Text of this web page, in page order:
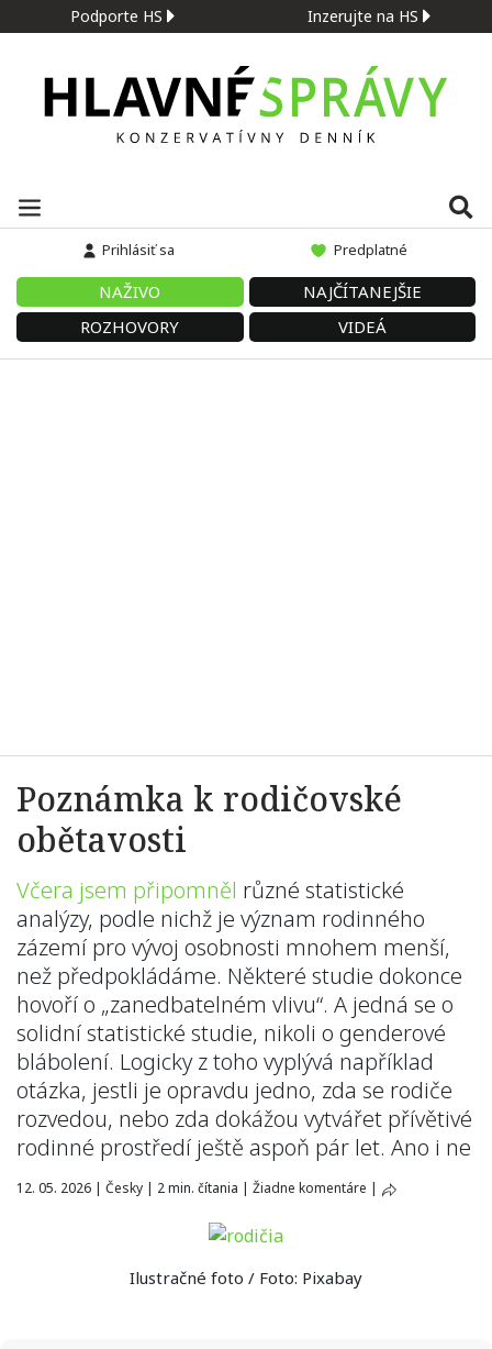
Podporte HS Inzerujte na HS
Prihlásiť sa Predplatné
NAŽIVO
NAJČÍTANEJŠIE
ROZHOVORY
VIDEÁ
Poznámka k rodičovské
obětavosti
Včera jsem připomněl různé statistické
analýzy, podle nichž je význam rodinného
zázemí pro vývoj osobnosti mnohem menší,
než předpokládáme. Některé studie dokonce
hovoří o „zanedbatelném vlivu“. A jedná se o
solidní statistické studie, nikoli o genderové
blábolení. Logicky z toho vyplývá například
otázka, jestli je opravdu jedno, zda se rodiče
rozvedou, nebo zda dokážou vytvářet přívětivé
rodinné prostředí ještě aspoň pár let. Ano i ne
12. 05. 2026 | Česky | 2 min. čítania | Žiadne komentáre |
Ilustračné foto / Foto: Pixabay